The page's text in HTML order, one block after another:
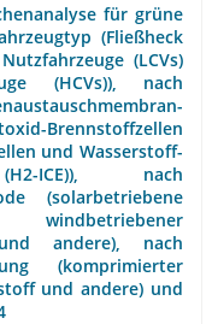
für grüne
(Fließheck
(LCVs)
(HCVs)), nach
Brennstoffzellen
und Wasserstoff-
ICE)), nach
(solarbetriebene
windbetriebener
andere), nach
(komprimierter
und andere) und